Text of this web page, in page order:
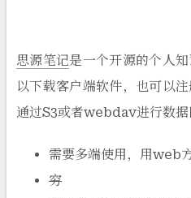
思源笔记是一个开源的个人
以下载客户端软件，也可以
通过S3或者webdav进行数据
需要多端使用，用web
穷